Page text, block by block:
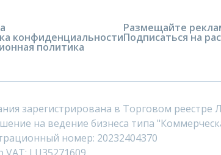
конфиденциальности
политика
Размещайте
Подписаться на
зарегистрирована в Торговом
на ведение бизнеса типа
номер: 20232404370